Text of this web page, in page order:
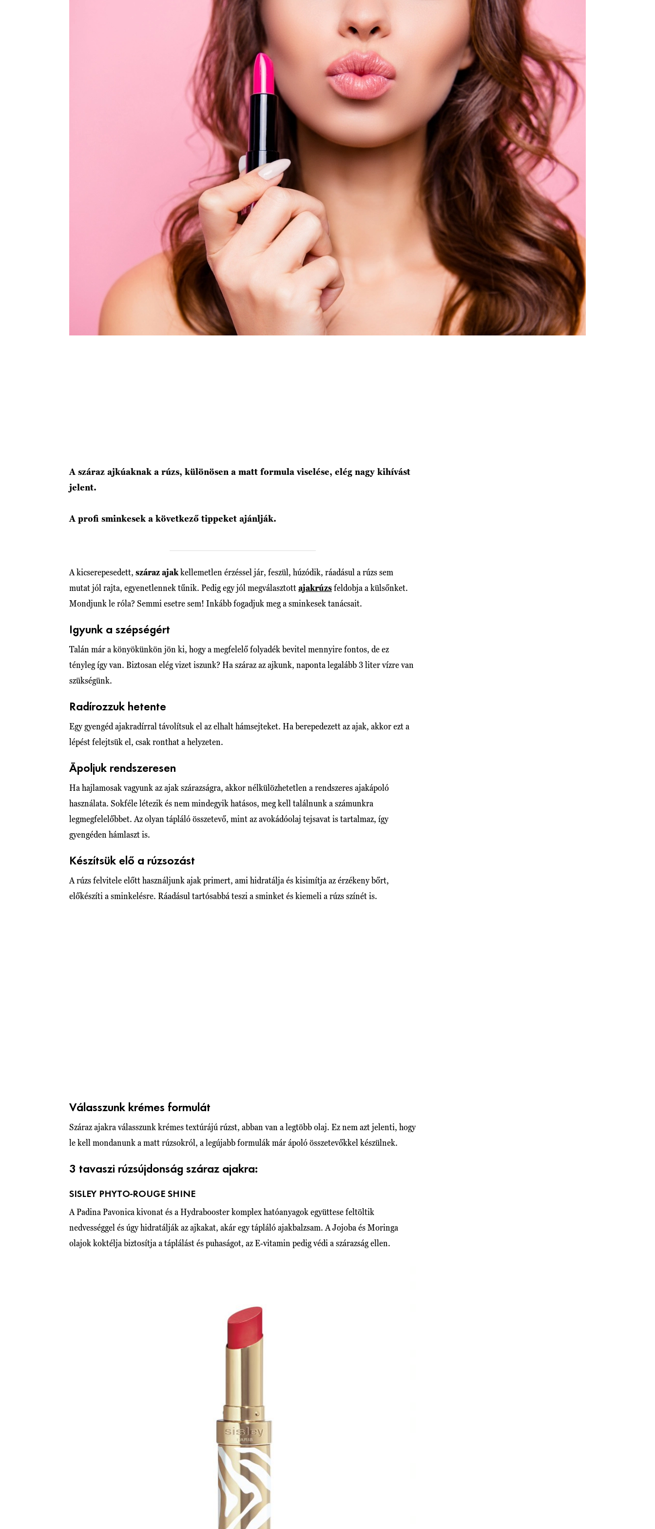
A száraz ajkúaknak a rúzs, különösen a matt formula viselése, elég nagy kihívást
jelent.
A profi sminkesek a következő tippeket ajánlják.
A kicserepesedett, száraz ajakkellemetlen érzéssel jár, feszül, húzódik, ráadásul a rúzs sem
mutat jól rajta, egyenetlennek tűnik. Pedig egy jól megválasztottajakrúzsfeldobja a külsőnket.
Mondjunk le róla? Semmi esetre sem! Inkább fogadjuk meg a sminkesek tanácsait.
Igyunk a szépségért
Talán már a könyökünkön jön ki, hogy a megfelelő folyadék bevitel mennyire fontos, de ez
tényleg így van. Biztosan elég vizet iszunk? Ha száraz az ajkunk, naponta legalább 3 liter vízre van
szükségünk.
Radírozzuk hetente
Egy gyengéd ajakradírral távolítsuk el az elhalt hámsejteket. Ha berepedezett az ajak, akkor ezt a
lépést felejtsük el, csak ronthat a helyzeten.
Ápoljuk rendszeresen
Ha hajlamosak vagyunk az ajak szárazságra, akkor nélkülözhetetlen a rendszeres ajakápoló
használata. Sokféle létezik és nem mindegyik hatásos, meg kell találnunk a számunkra
legmegfelelőbbet. Az olyan tápláló összetevő, mint az avokádóolaj tejsavat is tartalmaz, így
gyengéden hámlaszt is.
Készítsük elő a rúzsozást
A rúzs felvitele előtt használjunk ajak primert, ami hidratálja és kisimítja az érzékeny bőrt,
előkészíti a sminkelésre. Ráadásul tartósabbá teszi a sminket és kiemeli a rúzs színét is.
Válasszunk krémes formulát
Száraz ajakra válasszunk krémes textúrájú rúzst, abban van a legtöbb olaj. Ez nem azt jelenti, hogy
le kell mondanunk a matt rúzsokról, a legújabb formulák már ápoló összetevőkkel készülnek.
3 tavaszi rúzsújdonság száraz ajakra:
SISLEY PHYTO-ROUGE SHINE
A Padina Pavonica kivonat és a Hydrabooster komplex hatóanyagok együttese feltöltik
nedvességgel és úgy hidratálják az ajkakat, akár egy tápláló ajakbalzsam. A Jojoba és Moringa
olajok koktélja biztosítja a táplálást és puhaságot, az E-vitamin pedig védi a szárazság ellen.